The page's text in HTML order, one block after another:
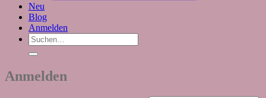
Neu
Blog
Anmelden
Suchen
nach:
Anmelden